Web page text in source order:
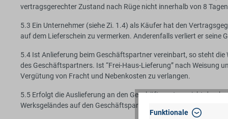
vertragsgerechter Zustand nach Rüge nicht innerhalb von 8
5.3 Ein Unternehmer (siehe Zi. 1.4) als Käufer hat den
auf dem Lieferschein zu vermerken. Anderenfalls verliert er
5.4 Ist Anlieferung beim Geschäftspartner vereinbart, so steht
des Geschäftspartners. Ist “Frei-Haus-Lieferung” nach Weisung
Vergütung von Fracht und Nebenkosten zu verlangen.
5.5 Erfolgt die Auslieferung an den Geschäftspartner nicht durch
Werksgeländes auf den Geschäftspartner über.
Funktionale